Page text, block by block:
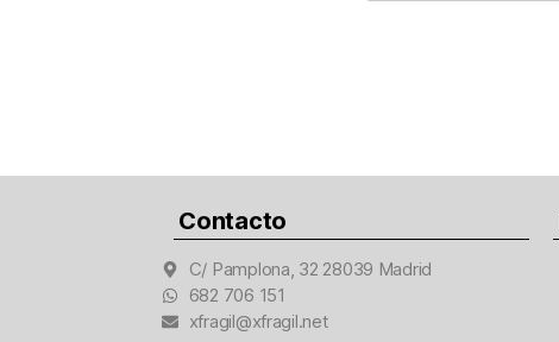
Contacto
C/ Pamplona, 32 28039 Madrid
682 706 151
xfragil@xfragil.net